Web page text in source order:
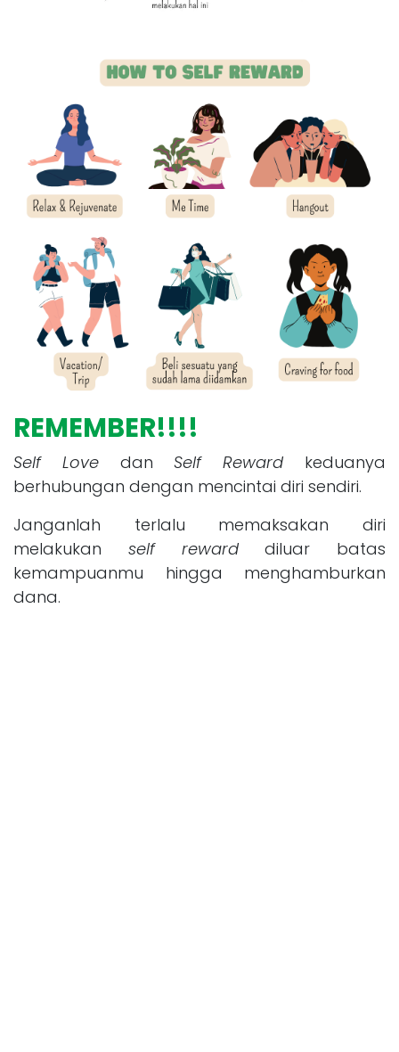
REMEMBER!!!!
Self LovedanSelf Reward keduanya
berhubungan dengan mencintai diri sendiri.
Janganlah terlalu memaksakan diri
melakukan self rewarddiluar batas
kemampuanmu hingga menghamburkan
dana.